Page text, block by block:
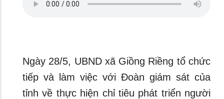
Ngày 28/5, UBND xã Giồng Riềng tổ chức
tiếp và làm việc với Đoàn giám sát của
tỉnh về thực hiện chỉ tiêu phát triển người